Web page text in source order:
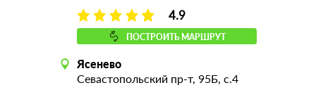
4.9
ПОСТРОИТЬ МАРШРУТ
Ясенево
Севастопольский пр-т, 95Б, с.4